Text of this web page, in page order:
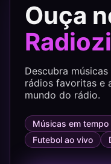
Ouça
Descubra
rádios favoritas e
mundo do rádio.
Músicas em tempo
Futebol ao vivo